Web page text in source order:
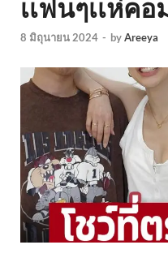
เเฟนๆเเห่ค
8 มิถุนายน 2024 - byAreeya